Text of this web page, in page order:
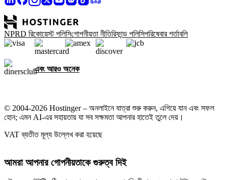
NPRD রিকোয়েস্ট পলিসিগোপনীয়তা নীতিরিফান্ড পলিসিপরিষেবার শর্তাবলি
এবং আরও অনেক
© 2004-2026 Hostinger – অনলাইনে যাত্রা শুরু করুন, এগিয়ে যান এবং সফল
হোন; এমন AI-এর সহায়তায় যা সব সক্ষমতা আপনার হাতেই তুলে দেয়।
VAT ব্যতীত মূল্য উল্লেখ করা হয়েছে
আমরা আপনার গোপনীয়তাকে গুরুত্ব দিই